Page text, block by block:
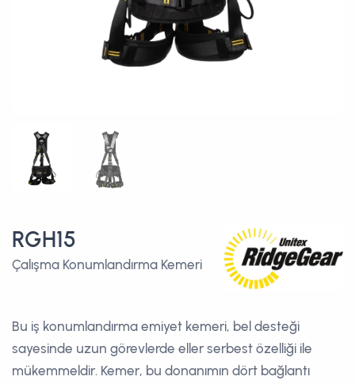
RGH15
Çalışma Konumlandırma Kemeri
Bu iş konumlandırma emiyet kemeri, bel desteği
sayesinde uzun görevlerde eller serbest özelliği ile
mükemmeldir. Kemer, bu donanımın dört bağlantı